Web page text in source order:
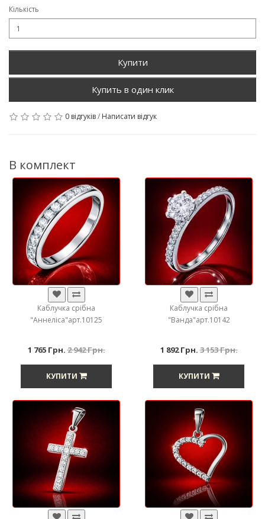
Кількість
Купити
0 відгуків/ Написати відгук
В комплект
Каблучка срібна
"Аннеліса"арт.10125
1 765 Грн.2 942 Грн.
КУПИТИ
Каблучка срібна
"Ванда"арт.10142
1 892 Грн.3 153 Грн.
КУПИТИ